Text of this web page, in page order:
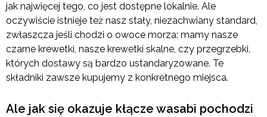
jak najwięcej tego, co jest dostępne lokalnie. Ale
oczywiście istnieje też nasz stały, niezachwiany standard,
zwłaszcza jeśli chodzi o owoce morza: mamy nasze
czarne krewetki, nasze krewetki skalne, czy przegrzebki,
których dostawy są bardzo ustandaryzowane. Te
składniki zawsze kupujemy z konkretnego miejsca.
Ale jak się okazuje kłącze wasabi pochodzi